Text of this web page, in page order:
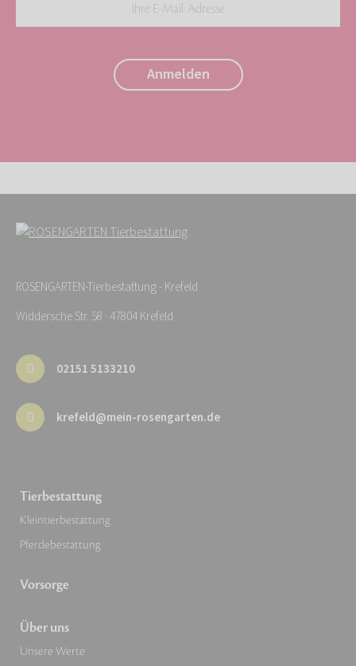
E-
Adresse:
Anmelden
ROSENGARTEN-Tierbestattung - Krefeld
Widdersche Str. 58 · 47804 Krefeld
02151 5133210
krefeld@mein-rosengarten.de
Tierbestattung
Kleintierbestattung
Pferdebestattung
Vorsorge
Über uns
Unsere Werte